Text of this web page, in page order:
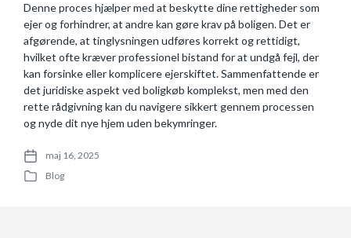
Denne proces hjælper med at beskytte dine rettigheder som
ejer og forhindrer, at andre kan gøre krav på boligen. Det er
afgørende, at tinglysningen udføres korrekt og rettidigt,
hvilket ofte kræver professionel bistand for at undgå fejl, der
kan forsinke eller komplicere ejerskiftet. Sammenfattende er
det juridiske aspekt ved boligkøb komplekst, men med den
rette rådgivning kan du navigere sikkert gennem processen
og nyde dit nye hjem uden bekymringer.
P
maj 16, 2025
P
Blog